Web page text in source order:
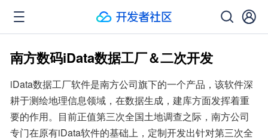
南方数码iData数据工厂＆二次开发
iData数据工厂软件是南方公司旗下的一个产品，该软件深
耕于测绘地理信息领域，在数据生成，建库方面发挥着重
要的作用。目前正值第三次全国土地调查之际，南方公司
专门在原有iData软件的基础上，定制开发出针对第三次全